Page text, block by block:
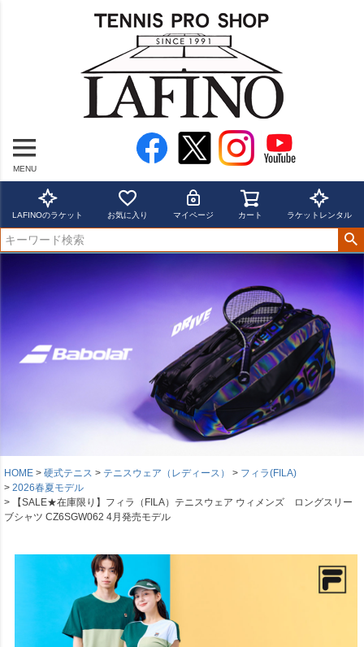
MENU
LAFINOのラケット お気に入り マイページ カート ラケットレンタル
HOME 硬式テニス テニスウェア（レディース）
フィラ(FILA)
2026春夏モデル
【SALE★在庫限り】フィラ（FILA）テニスウェア ウィメンズ ロングスリー
ブシャツ CZ6SGW062 4月発売モデル